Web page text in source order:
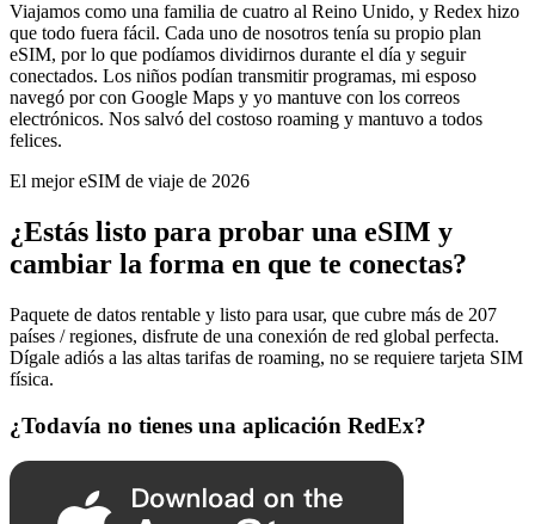
Viajamos como una familia de cuatro al Reino Unido, y Redex hizo
que todo fuera fácil. Cada uno de nosotros tenía su propio plan
eSIM, por lo que podíamos dividirnos durante el día y seguir
conectados. Los niños podían transmitir programas, mi esposo
navegó por con Google Maps y yo mantuve con los correos
electrónicos. Nos salvó del costoso roaming y mantuvo a todos
felices.
El mejor eSIM de viaje de 2026
¿Estás listo para probar una eSIM y
cambiar la forma en que te conectas?
Paquete de datos rentable y listo para usar, que cubre más de 207
países / regiones, disfrute de una conexión de red global perfecta.
Dígale adiós a las altas tarifas de roaming, no se requiere tarjeta SIM
física.
¿Todavía no tienes una aplicación RedEx?